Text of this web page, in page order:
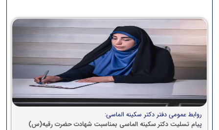
روابط عمومی دفتر دکتر سکینه الماسی:
پیام تسلیت دکتر سکینه الماسی بمناسبت شهادت حضرت رقیه(س)